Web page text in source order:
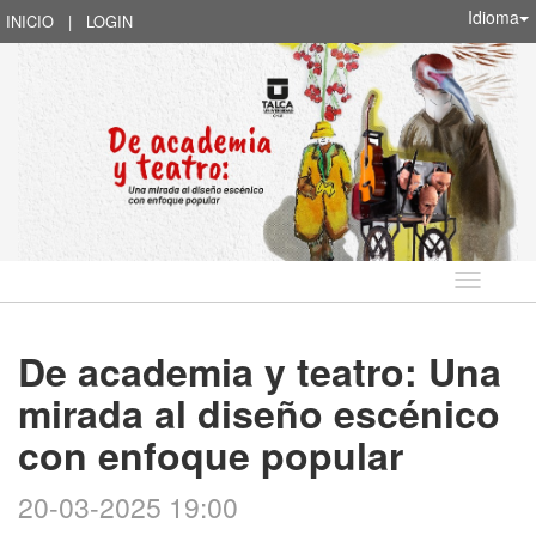
INICIO | LOGIN Idioma
Idioma
De academia y teatro: Una
mirada al diseño escénico
con enfoque popular
20-03-2025 19:00